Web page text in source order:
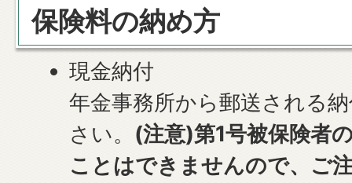
保険料の納め方
現金納付
年金事務所から郵送される
さい。 (注意)第1号被保険者
ことはできませんので、ご